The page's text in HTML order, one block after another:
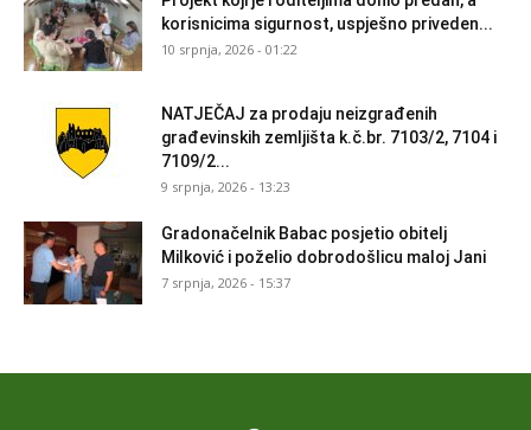
korisnicima sigurnost, uspješno priveden...
10 srpnja, 2026 - 01:22
NATJEČAJ za prodaju neizgrađenih
građevinskih zemljišta k.č.br. 7103/2, 7104 i
7109/2...
9 srpnja, 2026 - 13:23
Gradonačelnik Babac posjetio obitelj
Milković i poželio dobrodošlicu maloj Jani
7 srpnja, 2026 - 15:37